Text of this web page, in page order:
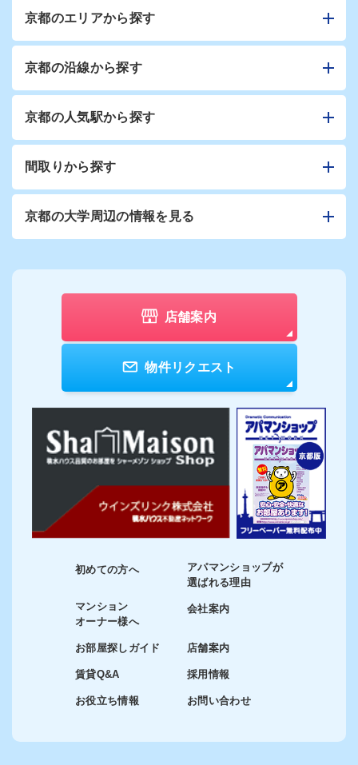
京都のエリアから探す
京都の沿線から探す
京都の人気駅から探す
間取りから探す
京都の大学周辺の情報を見る
店舗案内
物件リクエスト
初めての方へ
マンション
オーナー様へ
お部屋探しガイド
賃貸Q&A
お役立ち情報
アパマンショップが
選ばれる理由
会社案内
店舗案内
採用情報
お問い合わせ